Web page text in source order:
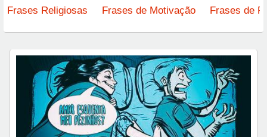
Frases Religiosas Frases de Motivação Frases de